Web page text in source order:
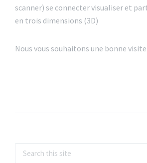
scanner) se connecter visualiser et
en trois dimensions (3D)
Nous vous souhaitons une bonne visite